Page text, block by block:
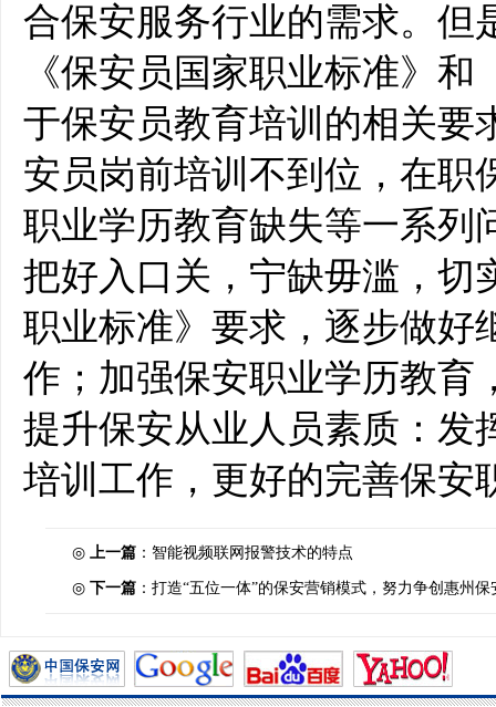
合保安服务行业的需求。但
《保安员国家职业标准》
于保安员教育培训的相关要
安员岗前培训不到位，在职
职业学历教育缺失等一系列
把好入口关，宁缺毋滥，切
职业标准》要求，逐步做好
作；加强保安职业学历教育
提升保安从业人员素质：发
培训工作，更好的完善保安
◎ 上一篇 ： 智能视频联网报警技术的特点
◎ 下一篇 ： 打造“五位一体”的保安营销模式，努力争创惠州